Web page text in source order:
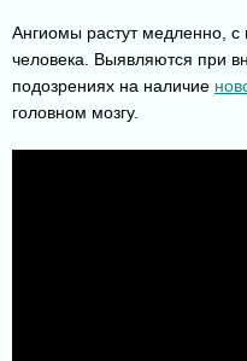
Ангиомы растут медленно, с
человека. Выявляются при
подозрениях на наличие
головном мозгу.